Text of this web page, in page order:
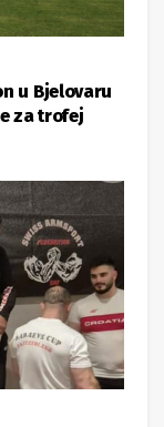
u Bjelovaru
za trofej